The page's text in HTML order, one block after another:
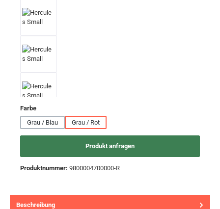
Farbeauswählen
Grau / Blau
Grau / Rot
Produkt anfragen
Produktnummer: 9800004700000-R
Beschreibung